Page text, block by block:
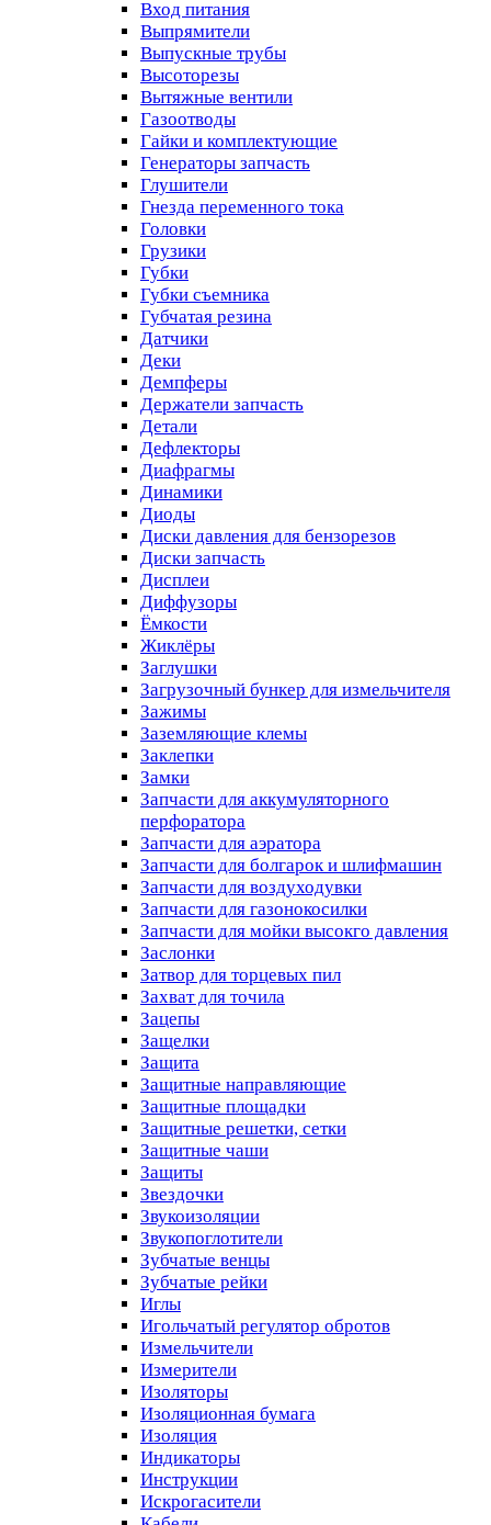
Вход питания
Выпрямители
Выпускные трубы
Высоторезы
Вытяжные вентили
Газоотводы
Гайки и комплектующие
Генераторы запчасть
Глушители
Гнезда переменного тока
Головки
Грузики
Губки
Губки съемника
Губчатая резина
Датчики
Деки
Демпферы
Держатели запчасть
Детали
Дефлекторы
Диафрагмы
Динамики
Диоды
Диски давления для бензорезов
Диски запчасть
Дисплеи
Диффузоры
Ёмкости
Жиклёры
Заглушки
Загрузочный бункер для измельчителя
Зажимы
Заземляющие клемы
Заклепки
Замки
Запчасти для аккумуляторного
перфоратора
Запчасти для аэратора
Запчасти для болгарок и шлифмашин
Запчасти для воздуходувки
Запчасти для газонокосилки
Запчасти для мойки высокго давления
Заслонки
Затвор для торцевых пил
Захват для точила
Зацепы
Защелки
Защита
Защитные направляющие
Защитные площадки
Защитные решетки, сетки
Защитные чаши
Защиты
Звездочки
Звукоизоляции
Звукопоглотители
Зубчатые венцы
Зубчатые рейки
Иглы
Игольчатый регулятор обротов
Измельчители
Измерители
Изоляторы
Изоляционная бумага
Изоляция
Индикаторы
Инструкции
Искрогасители